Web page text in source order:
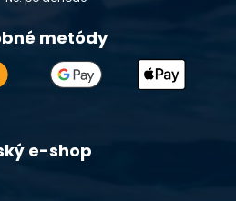
metódy
e-shop